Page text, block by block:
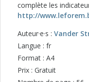
complète les
http://
Auteur·e·s : Vander
Langue : fr
Format : A4
Prix : Gratuit